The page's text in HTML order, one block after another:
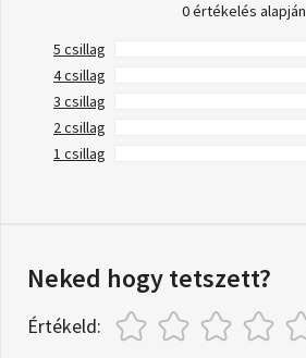
0 értékelés alapján
5 csillag
4 csillag
3 csillag
2 csillag
1 csillag
Neked hogy tetszett?
Értékeld: